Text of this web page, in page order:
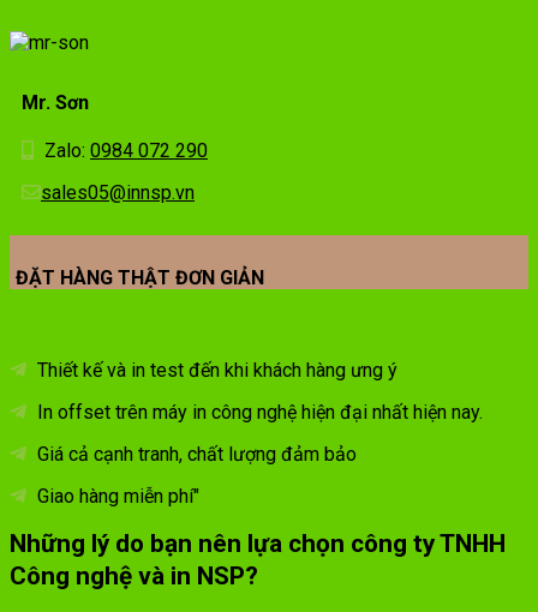
Mr. Sơn
Zalo: 0984 072 290
sales05@innsp.vn
ĐẶT HÀNG THẬT ĐƠN GIẢN
Thiết kế và in test đến khi khách hàng ưng ý
In offset trên máy in công nghệ hiện đại nhất hiện nay.
Giá cả cạnh tranh, chất lượng đảm bảo
Giao hàng miễn phí"
Những lý do bạn nên lựa chọn công ty TNHH
Công nghệ và in NSP?